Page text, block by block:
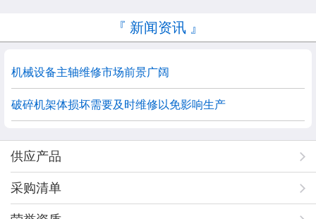
『 新闻资讯 』
机械设备主轴维修市场前景广阔
破碎机架体损坏需要及时维修以免影响生产
供应产品
采购清单